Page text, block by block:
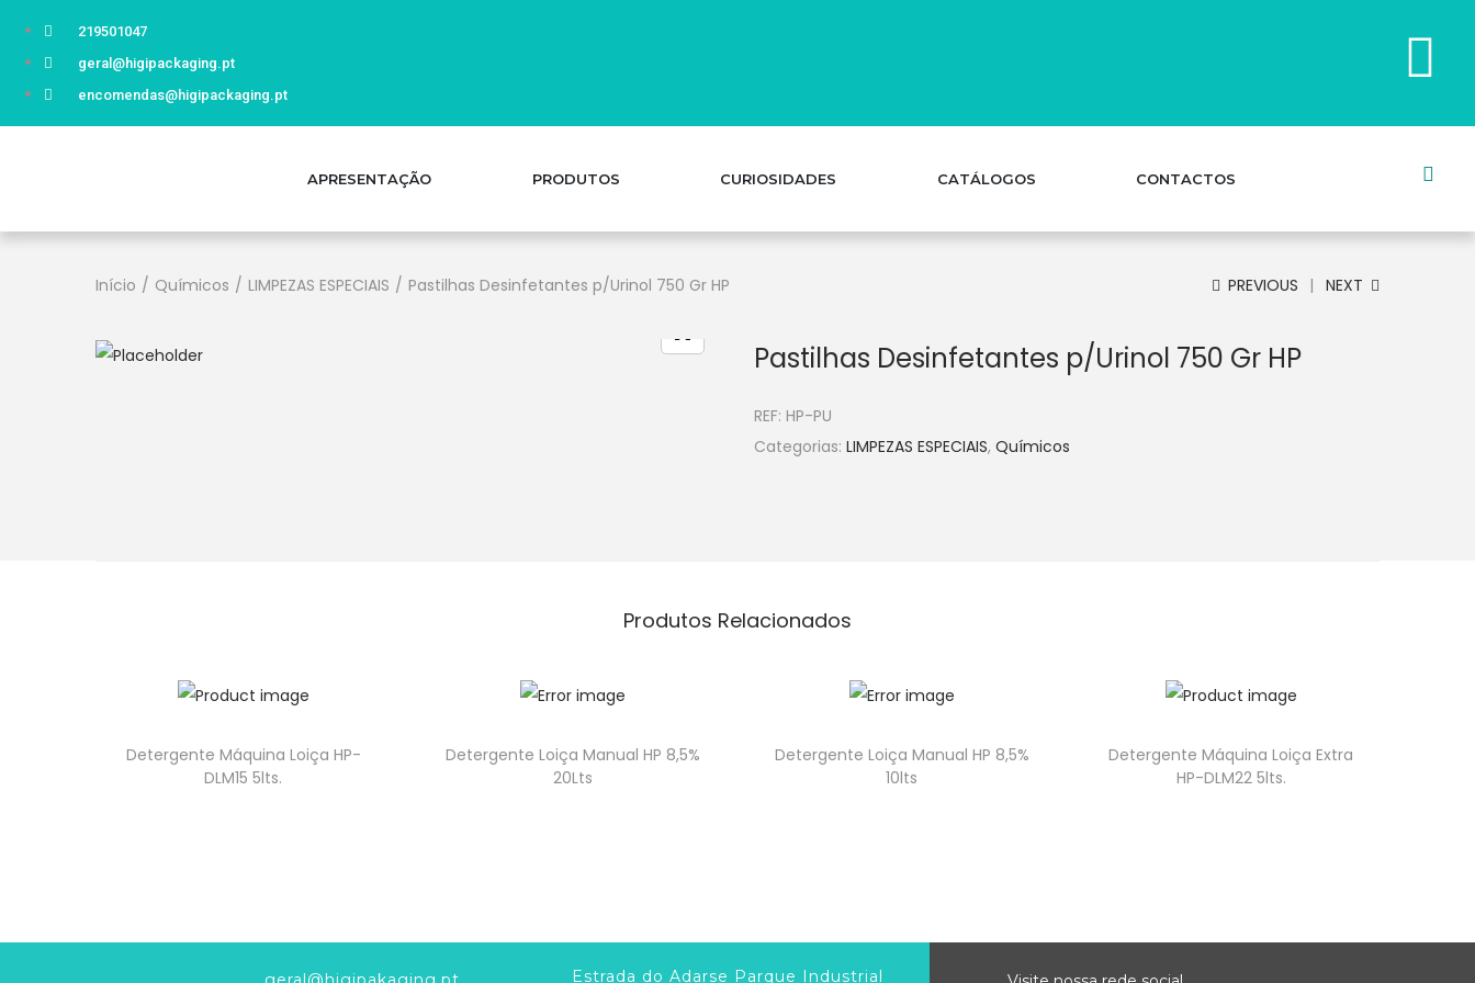
219501047
geral@higipackaging.pt
encomendas@higipackaging.pt
APRESENTAÇÃO PRODUTOS CURIOSIDADES CATÁLOGOS CONTACTOS
Início / Químicos / LIMPEZAS ESPECIAIS / Pastilhas Desinfetantes p/Urinol 750 Gr HP PREVIOUS NEXT
Pastilhas Desinfetantes p/Urinol 750 Gr HP
REF: HP-PU
Categorias: LIMPEZAS ESPECIAIS, Químicos
Produtos Relacionados
Detergente Máquina Loiça HP-
DLM15 5lts.
Detergente Loiça Manual HP 8,5%
20Lts
Detergente Loiça Manual HP 8,5%
10lts
Detergente Máquina Loiça Extra
HP-DLM22 5lts.
Estrada do Adarse Parque Industrial